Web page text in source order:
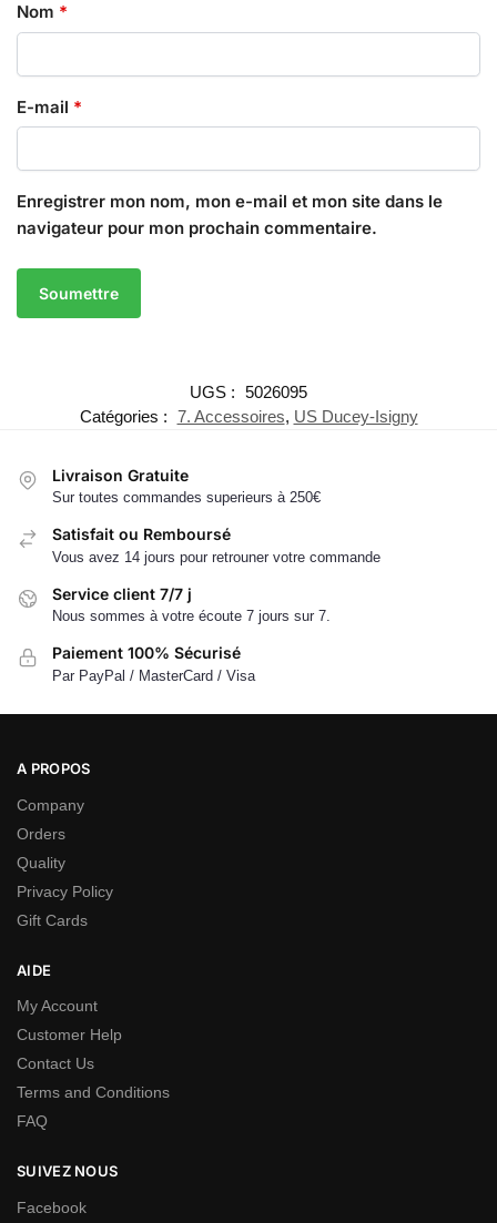
Nom *
E-mail *
Enregistrer mon nom, mon e-mail et mon site dans le
navigateur pour mon prochain commentaire.
UGS : 5026095
Catégories : 7. Accessoires, US Ducey-Isigny
Livraison Gratuite
Sur toutes commandes superieurs à 250€
Satisfait ou Remboursé
Vous avez 14 jours pour retrouner votre commande
Service client 7/7 j
Nous sommes à votre écoute 7 jours sur 7.
Paiement 100% Sécurisé
Par PayPal / MasterCard / Visa
A PROPOS
Company
Orders
Quality
Privacy Policy
Gift Cards
AIDE
My Account
Customer Help
Contact Us
Terms and Conditions
FAQ
SUIVEZ NOUS
Facebook